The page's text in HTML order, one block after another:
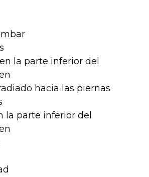
la parte inferior del
hacia las piernas
la parte inferior del